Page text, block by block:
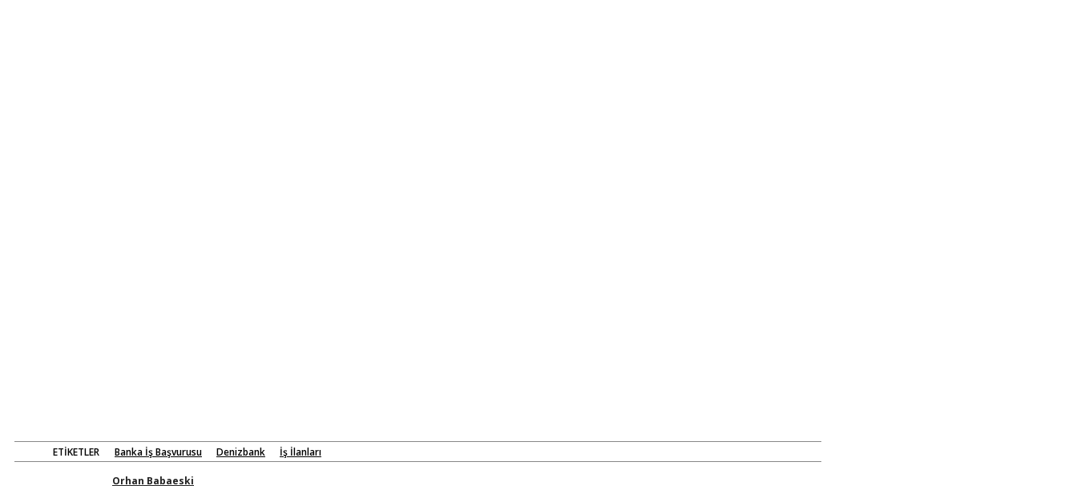
ETIKETLER Banka İş Başvurusu Denizbank İş İlanları
Orhan Babaeski